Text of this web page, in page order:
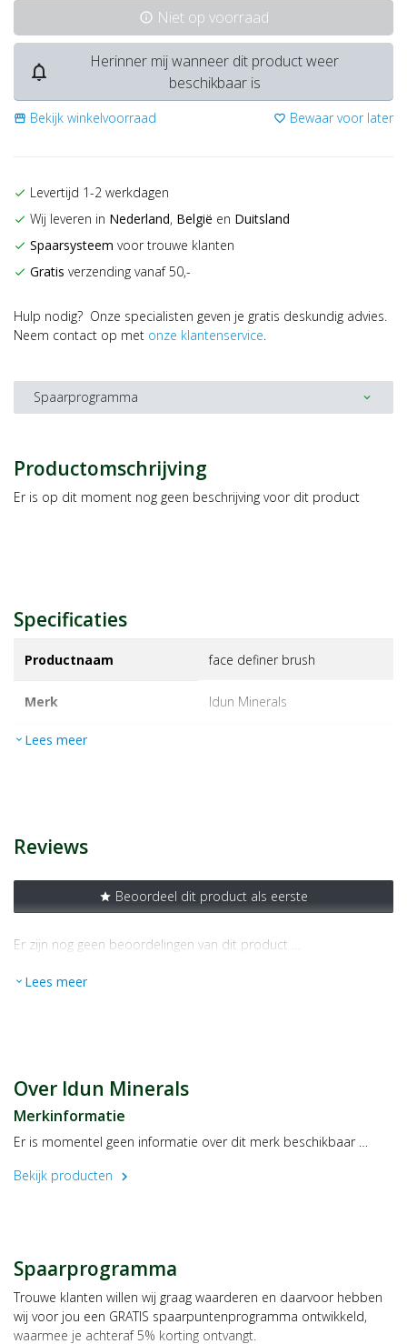
info Niet op voorraad
notifications_none
Herinner mij wanneer dit product weer
beschikbaar is
storefront Bekijk winkelvoorraad favorite_border Bewaar voor later
check Levertijd 1-2 werkdagen
check Wij leveren in Nederland, België en Duitsland
check Spaarsysteem voor trouwe klanten
check Gratis verzending vanaf 50,-
Hulp nodig? Onze specialisten geven je gratis deskundig advies.
Neem contact op met onze klantenservice.
Spaarprogramma expand_more
Productomschrijving
Er is op dit moment nog geen beschrijving voor dit product
Specificaties
Productnaam face definer brush
Merk idun minerals
EAN
expand_more Lees meer
Reviews
star Beoordeel dit product als eerste
Er zijn nog geen beoordelingen van dit product …
expand_more Lees meer
Over Idun Minerals
Merkinformatie
Er is momentel geen informatie over dit merk beschikbaar …
Bekijk producten
chevron_right
Spaarprogramma
Trouwe klanten willen wij graag waarderen en daarvoor hebben
wij voor jou een GRATIS spaarpuntenprogramma ontwikkeld,
waarmee je achteraf 5% korting ontvangt.